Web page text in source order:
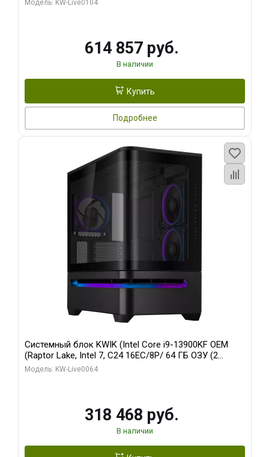
Модель: KW-Live0104
614 857 руб.
В наличии
Купить
Подробнее
Системный блок KWIK (Intel Core i9-13900KF OEM
(Raptor Lake, Intel 7, C24 16EC/8P/ 64 ГБ ОЗУ (2
модуля)/ ASUS RTX5080 PROART OC 16GB GDDR7
Модель: KW-Live0064
318 468 руб.
В наличии